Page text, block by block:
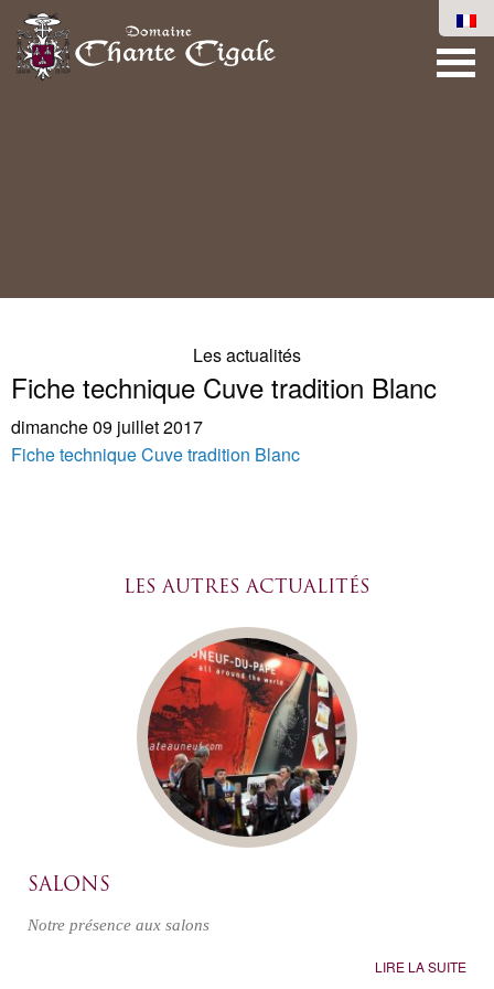
Les actualités
Fiche technique Cuve tradition Blanc
dimanche 09 juillet 2017
Fiche technique Cuve tradition Blanc
LES AUTRES ACTUALITÉS
SALONS
Notre présence aux salons
LIRE LA SUITE